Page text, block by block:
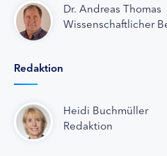
Dr. Andreas Thomas
Wissenschaftlicher
Redaktion
Heidi Buchmüller
Redaktion